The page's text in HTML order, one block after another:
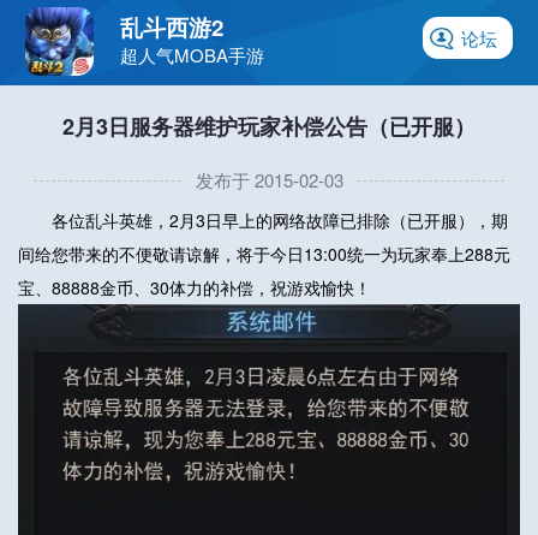
论坛
乱斗西游2
超人气MOBA手游
2月3日服务器维护玩家补偿公告（已开服）
发布于 2015-02-03
各位乱斗英雄，2月3日早上的网络故障已排除（已开服），期
间给您带来的不便敬请谅解，将于今日13:00统一为玩家奉上288元
宝、88888金币、30体力的补偿，祝游戏愉快！